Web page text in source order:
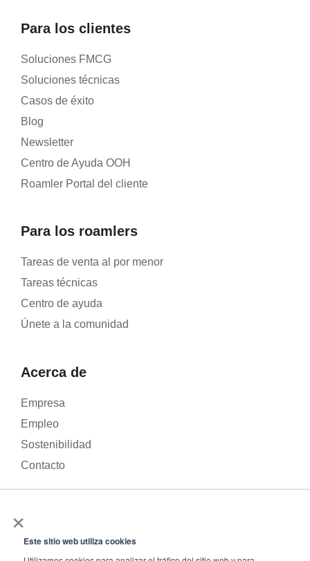
×
Este sitio web utiliza cookies
Utilizamos cookies para analizar el tráfico de nuestra página
web y mejorar tu experiencia. Al hacer clic en «Aceptar», das tu
Para los clientes
Soluciones FMCG
Soluciones técnicas
Casos de éxito
Blog
Newsletter
Centro de Ayuda OOH
Roamler Portal del cliente
Para los roamlers
Tareas de venta al por menor
Tareas técnicas
Centro de ayuda
Únete a la comunidad
Acerca de
Empresa
Empleo
Sostenibilidad
Contacto